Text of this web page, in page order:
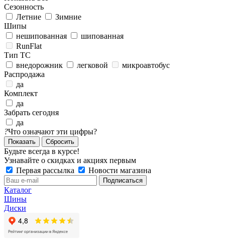
Сезонность
Летние
Зимние
Шипы
нешипованная
шипованная
RunFlat
Тип ТС
внедорожник
легковой
микроавтобус
Распродажа
да
Комплект
да
Забрать сегодня
да
?Что означают эти цифры?
Сбросить
Будьте всегда в курсе!
Узнавайте о скидках и акциях первым
Первая рассылка
Новости магазина
Каталог
Шины
Диски